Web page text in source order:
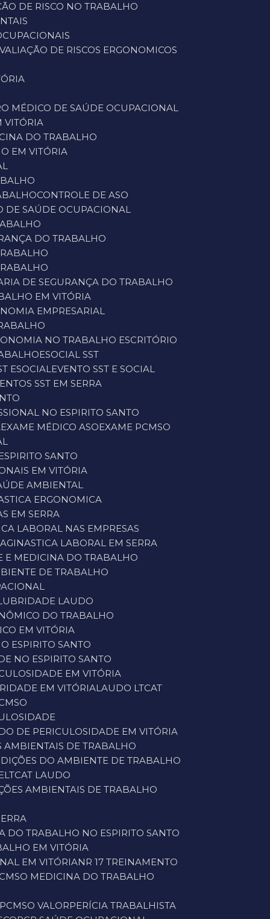
DE RISCO NO TRABALHO
AVALIAÇÃO DE RISCOS ERGONOMICOS
MÉDICO DE SAÚDE OCUPACIONAL
VITÓRIA
DO TRABALHO
EM VITÓRIA
CONTROLE DE ASO
DE SAÚDE OCUPACIONAL
DO TRABALHO
DE SEGURANÇA DO TRABALHO
EM VITÓRIA
EMPRESARIAL
NO TRABALHO ESCRITÓRIO
ESOCIAL SST
ESOCIAL EVENTO SST E SOCIAL
SST EM SERRA
NO ESPIRITO SANTO
EXAME MÉDICO ASO EXAME PCMSO
SANTO
EM VITÓRIA
AMBIENTAL
ERGONOMICA
EM SERRA
LABORAL NAS EMPRESAS
GINASTICA LABORAL EM SERRA
E MEDICINA DO TRABALHO
DE TRABALHO
LAUDO
DO TRABALHO
EM VITÓRIA
ESPIRITO SANTO
NO ESPIRITO SANTO
EM VITÓRIA
EM VITÓRIA LAUDO LTCAT
DE PERICULOSIDADE EM VITÓRIA
AMBIENTAIS DE TRABALHO
DO AMBIENTE DE TRABALHO
LTCAT LAUDO
AMBIENTAIS DE TRABALHO
DO TRABALHO NO ESPIRITO SANTO
EM VITÓRIA
EM VITÓRIA
NR 17 TREINAMENTO
MEDICINA DO TRABALHO
PCMSO VALOR
PERÍCIA TRABALHISTA